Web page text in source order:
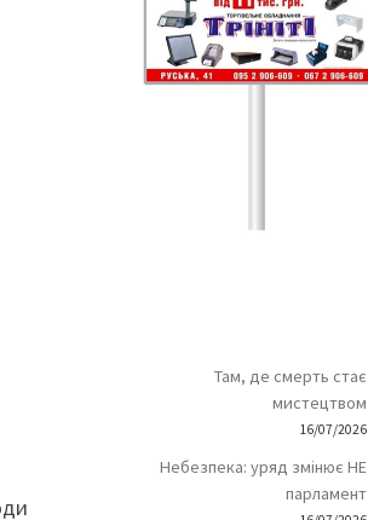
Там, де смерть стає
мистецтвом
16/07/2026
Небезпека: уряд змінює НЕ
парламент